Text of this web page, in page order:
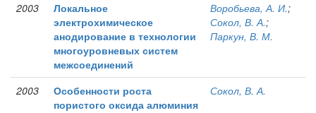
2003
Локальное
электрохимическое
анодирование в технологии
многоуровневых систем
межсоединений
Воробьева, А. И.;
Сокол, В. А.;
Паркун, В. М.
2003
Особенности роста
пористого оксида алюминия
Сокол, В. А.